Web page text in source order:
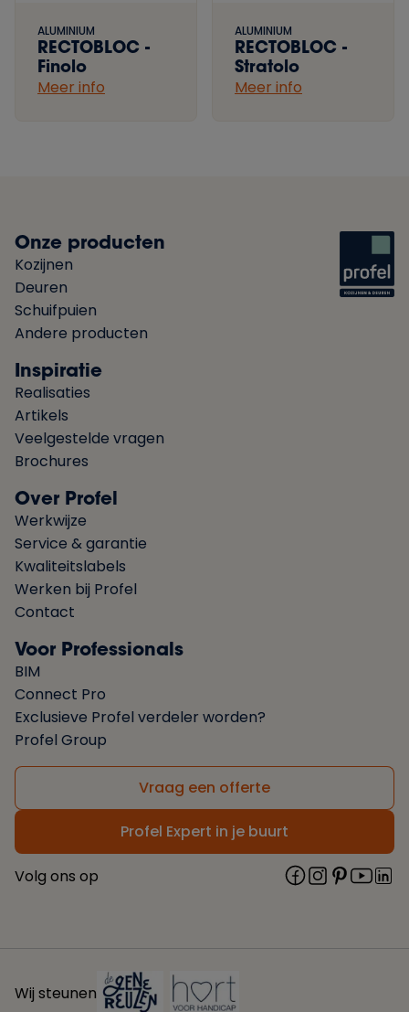
ALUMINIUM
RECTOBLOC -
Finolo
Meer info
ALUMINIUM
RECTOBLOC -
Stratolo
Meer info
Onze producten
Kozijnen
Deuren
Schuifpuien
Andere producten
Inspiratie
Realisaties
Artikels
Veelgestelde vragen
Brochures
Over Profel
Werkwijze
Service & garantie
Kwaliteitslabels
Werken bij Profel
Contact
Voor Professionals
BIM
Connect Pro
Exclusieve Profel verdeler worden?
Profel Group
Vraag een offerte
Profel Expert in je buurt
Volg ons op
Wij steunen